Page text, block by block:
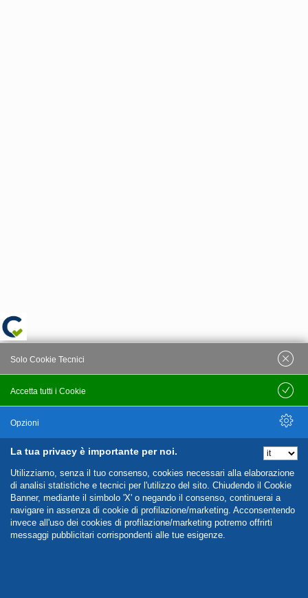
La tua privacy è importante per noi.
Utilizziamo, senza il tuo consenso, cookies necessari alla elaborazione
di analisi statistiche e tecnici per l'utilizzo del sito. Chiudendo il Cookie
Banner, mediante il simbolo 'X' o negando il consenso, continuerai a
navigare in assenza di cookie di profilazione/marketing. Acconsentendo
invece all'uso dei cookies di profilazione/marketing potremo offrirti
messaggi pubblicitari corrispondenti alle tue esigenze.
Accetta tutti i Cookie
Solo Cookie Tecnici
Salva
Opzioni
Nascondi Opzioni